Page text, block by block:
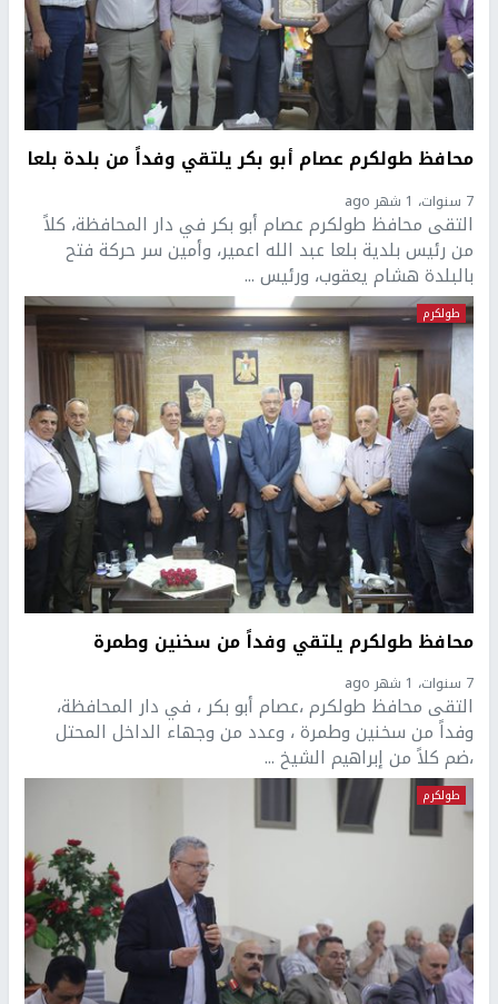
محافظ طولكرم عصام أبو بكر يلتقي وفداً من بلدة بلعا
7 سنوات، 1 شهر ago
التقى محافظ طولكرم عصام أبو بكر في دار المحافظة، كلاً
من رئيس بلدية بلعا عبد الله اعمير، وأمين سر حركة فتح
بالبلدة هشام يعقوب، ورئيس ...
طولكرم
محافظ طولكرم يلتقي وفداً من سخنين وطمرة
7 سنوات، 1 شهر ago
التقى محافظ طولكرم ،عصام أبو بكر ، في دار المحافظة،
وفداً من سخنين وطمرة ، وعدد من وجهاء الداخل المحتل
،ضم كلاً من إبراهيم الشيخ ...
طولكرم